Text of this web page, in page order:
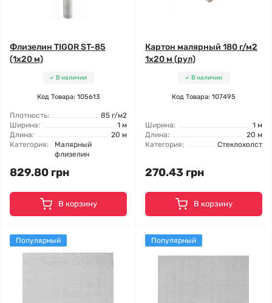
Флизелин TIGOR ST-85
(1x20 м)
В наличии
Код Товара: 105613
Плотность:
85 г/м2
Ширина:
1 м
Длина:
20 м
Категория:
Малярный
флизелин
829.80 грн
В корзину
Картон малярный 180 г/м2
1x20 м (рул)
В наличии
Код Товара: 107495
Ширина:
1 м
Длина:
20 м
Категория:
Стеклохолст
270.43 грн
В корзину
Популярный Популярный